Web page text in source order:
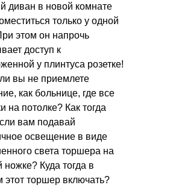
диван в новой комнате
только у одной
этом он напрочь
доступ к
у плинтуса розетке!
вы не приемлете
как больнице, где все
на потолке? Как тогда
вам подавай
освещение в виде
света торшера на
ножке? Куда тогда в
этот торшер включать?